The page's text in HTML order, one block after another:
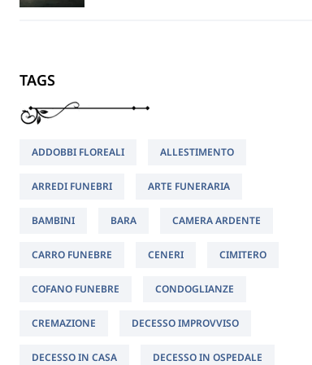
TAGS
ADDOBBI FLOREALI ALLESTIMENTO
ARREDI FUNEBRI ARTE FUNERARIA
BAMBINI BARA CAMERA ARDENTE
CARRO FUNEBRE CENERI CIMITERO
COFANO FUNEBRE CONDOGLIANZE
CREMAZIONE DECESSO IMPROVVISO
DECESSO IN CASA DECESSO IN OSPEDALE